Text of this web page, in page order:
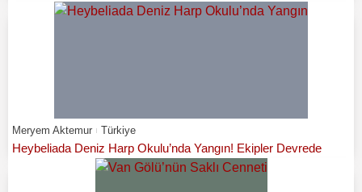
Meryem Aktemur Türkiye
Heybeliada Deniz Harp Okulu’nda Yangın! Ekipler Devrede